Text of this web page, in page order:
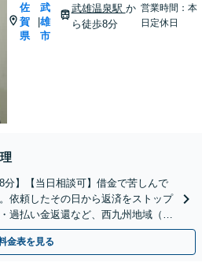
佐
賀
県
|
武
雄
市
武雄温泉駅 か
ら徒歩8分
営業時間：本
日定休日
分】【当日相談可】借金で苦しんで
依頼したその日から返済をストップ
過払い金返還など、西九州地域（佐
金問題を解決へ導きます。
金表を見る